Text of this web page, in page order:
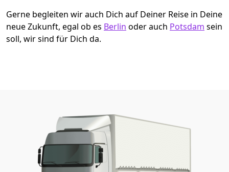
Gerne begleiten wir auch Dich auf Deiner Reise in Deine
neue Zukunft, egal ob es Berlin oder auch Potsdam sein
soll, wir sind für Dich da.